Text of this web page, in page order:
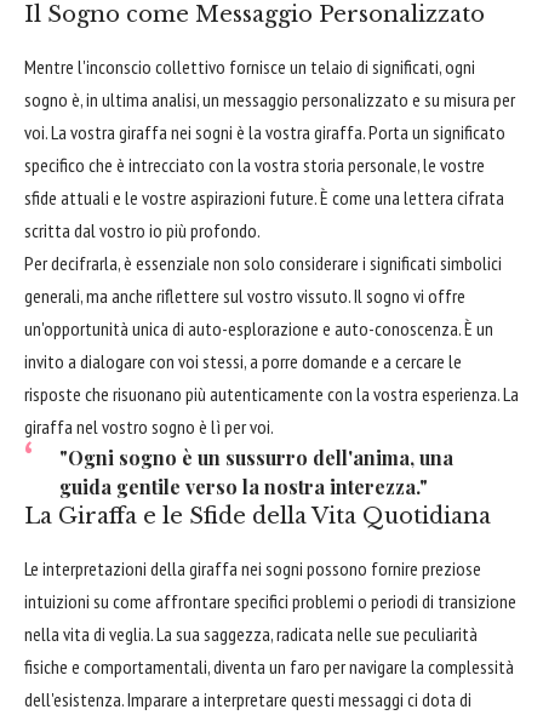
Il Sogno come Messaggio Personalizzato
Mentre l'inconscio collettivo fornisce un telaio di significati, ogni
sogno è, in ultima analisi, un messaggio personalizzato e su misura per
voi. La vostra giraffa nei sogni è la vostra giraffa. Porta un significato
specifico che è intrecciato con la vostra storia personale, le vostre
sfide attuali e le vostre aspirazioni future. È come una lettera cifrata
scritta dal vostro io più profondo.
Per decifrarla, è essenziale non solo considerare i significati simbolici
generali, ma anche riflettere sul vostro vissuto. Il sogno vi offre
un'opportunità unica di auto-esplorazione e auto-conoscenza. È un
invito a dialogare con voi stessi, a porre domande e a cercare le
risposte che risuonano più autenticamente con la vostra esperienza. La
giraffa nel vostro sogno è lì per voi.
"Ogni sogno è un sussurro dell'anima, una
guida gentile verso la nostra interezza."
La Giraffa e le Sfide della Vita Quotidiana
Le interpretazioni della giraffa nei sogni possono fornire preziose
intuizioni su come affrontare specifici problemi o periodi di transizione
nella vita di veglia. La sua saggezza, radicata nelle sue peculiarità
fisiche e comportamentali, diventa un faro per navigare la complessità
dell'esistenza. Imparare a interpretare questi messaggi ci dota di